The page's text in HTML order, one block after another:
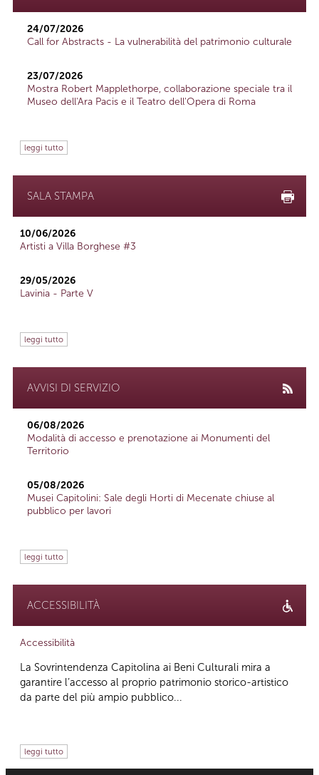
24/07/2026
Call for Abstracts - La vulnerabilità del patrimonio culturale
23/07/2026
Mostra Robert Mapplethorpe, collaborazione speciale tra il
Museo dell'Ara Pacis e il Teatro dell'Opera di Roma
leggi tutto
SALA STAMPA
10/06/2026
Artisti a Villa Borghese #3
29/05/2026
Lavinia - Parte V
leggi tutto
AVVISI DI SERVIZIO
06/08/2026
Modalità di accesso e prenotazione ai Monumenti del
Territorio
05/08/2026
Musei Capitolini: Sale degli Horti di Mecenate chiuse al
pubblico per lavori
leggi tutto
ACCESSIBILITÀ
Accessibilità
La Sovrintendenza Capitolina ai Beni Culturali mira a
garantire l’accesso al proprio patrimonio storico-artistico
da parte del più ampio pubblico...
leggi tutto